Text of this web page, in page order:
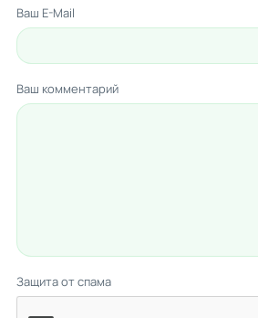
Ваш E-Mail
Ваш комментарий
Защита от спама